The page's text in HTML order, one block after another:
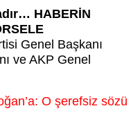
HABERİN
Genel Başkanı
ve AKP Genel
O şerefsiz sözü